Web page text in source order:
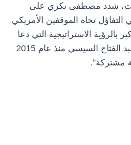
شدد مصطفى بكري على
تجاه الموقفين الأمريكي
بالرؤية الاستراتيجية التي دعا
إليها الرئيس المصري عبد الفتاح السيسي منذ عام 2015
مشتركة”.